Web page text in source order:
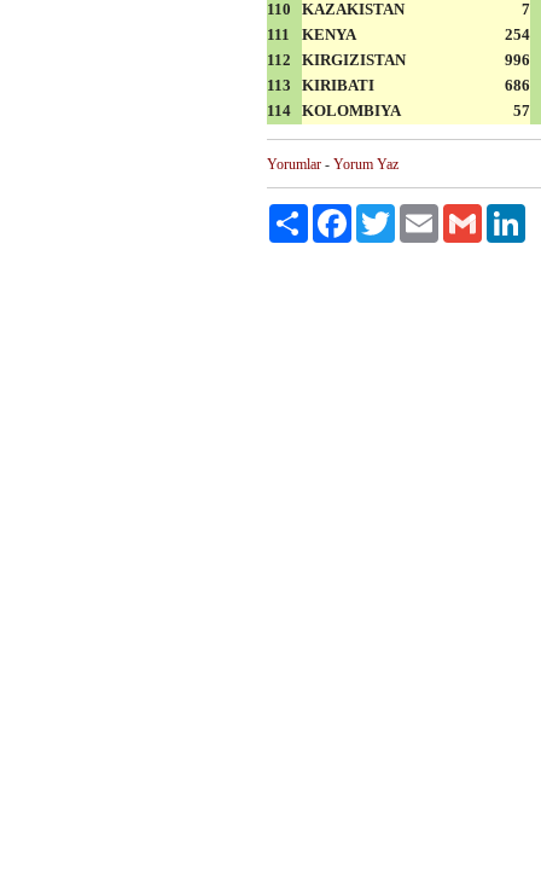
110
KAZAKISTAN
7
111
KENYA
254
112
KIRGIZISTAN
996
113
KIRIBATI
686
114 KOLOMBIYA 57
Yorumlar - Yorum Yaz
Paylaş FacebookTwitter Email Gmail